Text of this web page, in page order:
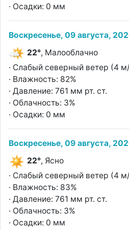
· Осадки: 0 мм
Воскресенье, 09 августа,
22°, Малооблачно
· Слабый северный ветер (4
· Влажность: 82%
· Давление: 761 мм рт. ст.
· Облачность: 3%
· Осадки: 0 мм
Воскресенье, 09 августа,
22°, Ясно
· Слабый северный ветер (4
· Влажность: 83%
· Давление: 761 мм рт. ст.
· Облачность: 3%
· Осадки: 0 мм